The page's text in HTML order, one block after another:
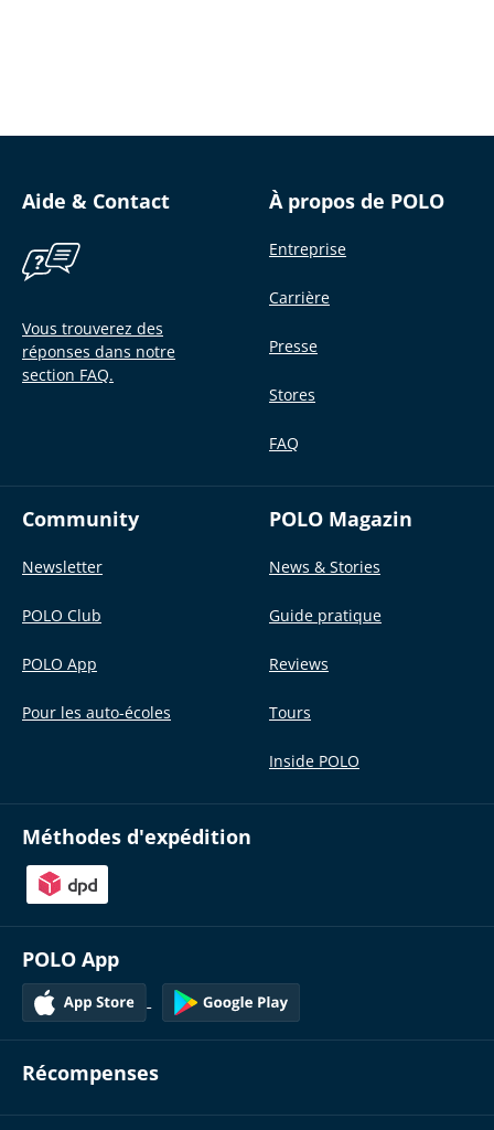
Aide & Contact
Vous trouverez des
réponses dans notre
section FAQ.
À propos de POLO
Entreprise
Carrière
Presse
Stores
FAQ
Community
Newsletter
POLO Club
POLO App
Pour les auto-écoles
POLO Magazin
News & Stories
Guide pratique
Reviews
Tours
Inside POLO
Méthodes d'expédition
POLO App
Récompenses